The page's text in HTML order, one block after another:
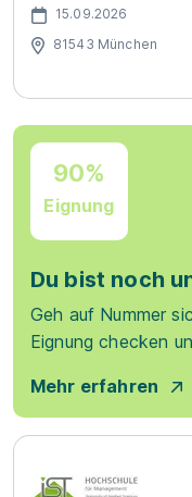
15.09.2026
81543 München
90%
Eignung
Du bist noch
Geh auf Nummer
Eignung checken
Mehr erfahren